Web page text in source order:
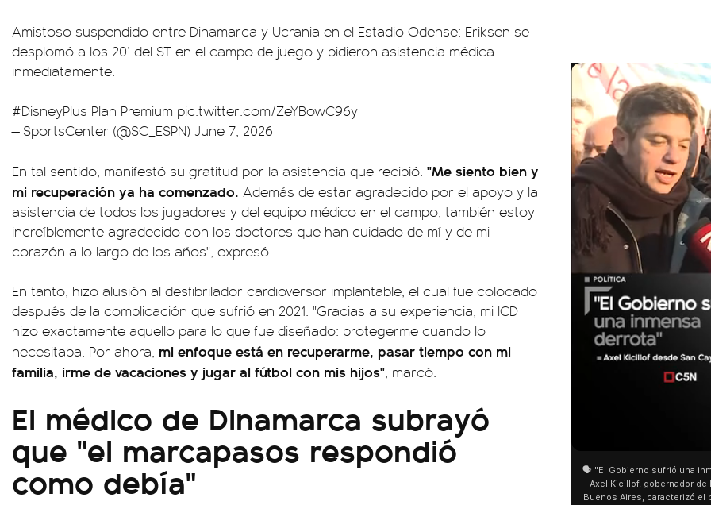
Amistoso suspendido entre Dinamarca y Ucrania en el Estadio Odense: Eriksen se
desplomó a los 20’ del ST en el campo de juego y pidieron asistencia médica
inmediatamente.
#DisneyPlus Plan Premium pic.twitter.com/ZeYBowC96y
— SportsCenter (@SC_ESPN) June 7, 2026
En tal sentido, manifestó su gratitud por la asistencia que recibió. "Me siento bien y
mi recuperación ya ha comenzado. Además de estar agradecido por el apoyo y la
asistencia de todos los jugadores y del equipo médico en el campo, también estoy
increíblemente agradecido con los doctores que han cuidado de mí y de mi
corazón a lo largo de los años", expresó.
En tanto, hizo alusión al desfibrilador cardioversor implantable, el cual fue colocado
después de la complicación que sufrió en 2021. "Gracias a su experiencia, mi ICD
hizo exactamente aquello para lo que fue diseñado: protegerme cuando lo
necesitaba. Por ahora, mi enfoque está en recuperarme, pasar tiempo con mi
familia, irme de vacaciones y jugar al fútbol con mis hijos", marcó.
El médico de Dinamarca subrayó
que "el marcapasos respondió
como debía"
01:05
🗣️ "El Gobierno sufrió una inmensa derrota" 🎙️
San Cayetano: Jorge García
miles de peregrinos en
de Buenos Aires destacó la